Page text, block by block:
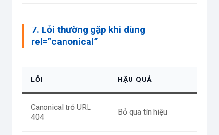
7. Lỗi thường gặp khi dùng
rel=”canonical”
LỖI HẬU QUẢ
Canonical trỏ URL
404
Bỏ qua tín hiệu